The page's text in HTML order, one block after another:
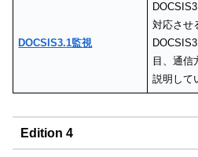
DOCSIS3.1監視
対応させ
目、通信
説明して
Edition 4